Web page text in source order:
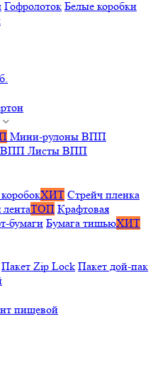
Гофролоток Белые коробки
Мини-рулоны ВПП
ВПП Листы ВПП
ХИТ Стрейч пленка
ТОП Крафтовая
бумаги Бумага тишьюХИТ
Пакет Zip Lock Пакет дой-пак
пищевой